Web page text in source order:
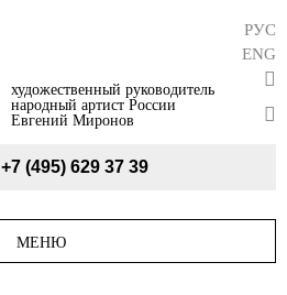
художественный руководитель
народный артист России
Евгений Миронов
РУС
ENG
+7 (495) 629 37 39
МЕНЮ